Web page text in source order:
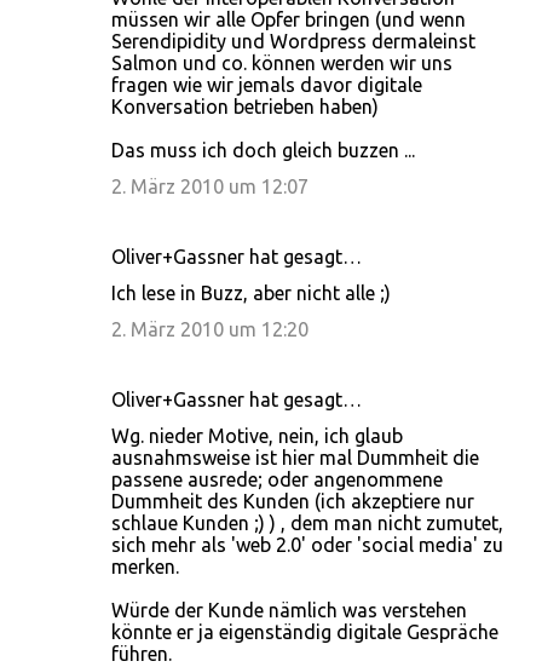
müssen wir alle Opfer bringen (und wenn
Serendipidity und Wordpress dermaleinst
Salmon und co. können werden wir uns
fragen wie wir jemals davor digitale
Konversation betrieben haben)
Das muss ich doch gleich buzzen ...
2. März 2010 um 12:07
Oliver+Gassner hat gesagt…
Ich lese in Buzz, aber nicht alle ;)
2. März 2010 um 12:20
Oliver+Gassner hat gesagt…
Wg. nieder Motive, nein, ich glaub
ausnahmsweise ist hier mal Dummheit die
passene ausrede; oder angenommene
Dummheit des Kunden (ich akzeptiere nur
schlaue Kunden ;) ) , dem man nicht zumutet,
sich mehr als 'web 2.0' oder 'social media' zu
merken.
Würde der Kunde nämlich was verstehen
könnte er ja eigenständig digitale Gespräche
führen.